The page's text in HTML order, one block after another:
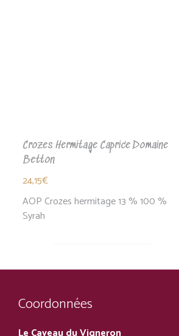
Crozes Hermitage Caprice Domaine
Betton
24,15€
AOP Crozes hermitage 13 % 100 %
Syrah
Coordonnées